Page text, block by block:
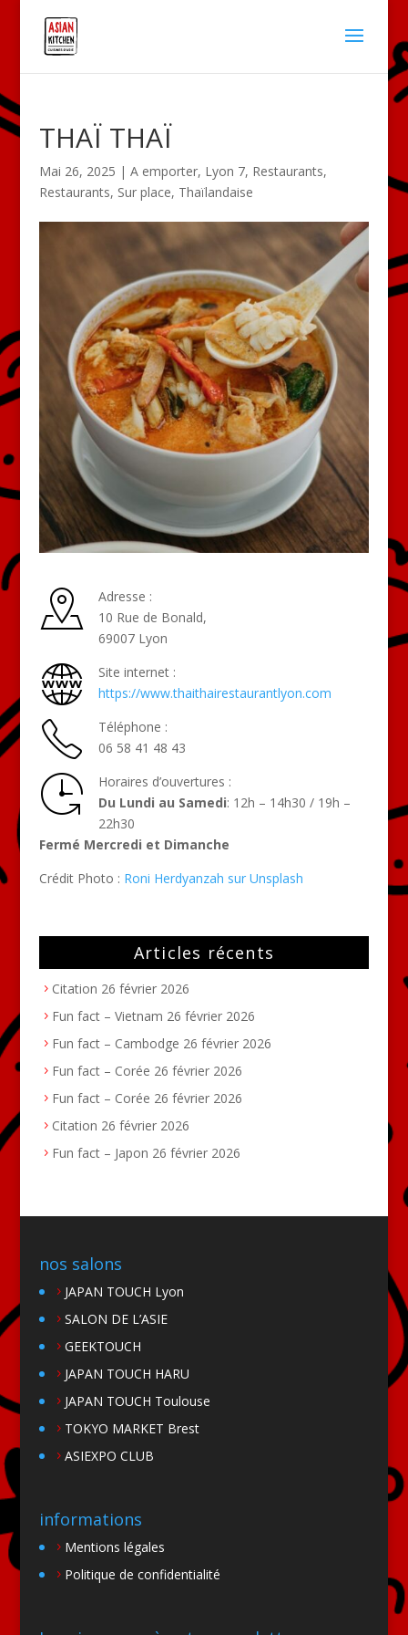
THAÏ THAÏ
Mai 26, 2025 | A emporter, Lyon 7, Restaurants,
Restaurants, Sur place, Thaïlandaise
Adresse :
10 Rue de Bonald,
69007 Lyon
Site internet :
https://www.thaithairestaurantlyon.com
Téléphone :
06 58 41 48 43
Horaires d’ouvertures :
Du Lundi au Samedi: 12h – 14h30 / 19h –
22h30
Fermé Mercredi et Dimanche
Crédit Photo : Roni Herdyanzah sur Unsplash
Articles récents
Citation 26 février 2026
Fun fact – Vietnam 26 février 2026
Fun fact – Cambodge 26 février 2026
Fun fact – Corée 26 février 2026
Fun fact – Corée 26 février 2026
Citation 26 février 2026
Fun fact – Japon 26 février 2026
nos salons
JAPAN TOUCH Lyon
SALON DE L’ASIE
GEEKTOUCH
JAPAN TOUCH HARU
JAPAN TOUCH Toulouse
TOKYO MARKET Brest
ASIEXPO CLUB
informations
Mentions légales
Politique de confidentialité